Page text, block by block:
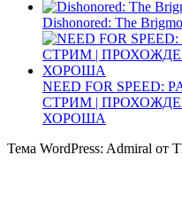
Dishonored: The
NEED FOR SPEED:
СТРИМ |
ХОРОША
Тема WordPress: Admiral от